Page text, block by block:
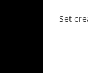
Set